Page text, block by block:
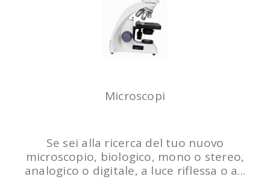
GLI ORDINI SARANNO EVASI
Microscopi
Se sei alla ricerca del tuo nuovo
microscopio, biologico, mono o stereo,
analogico o digitale, a luce riflessa o a...